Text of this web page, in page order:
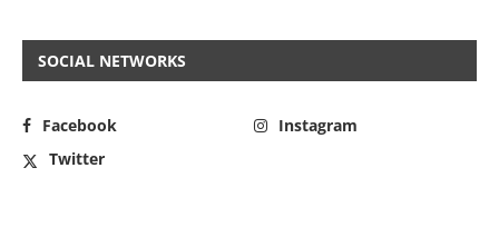
SOCIAL NETWORKS
Facebook
Instagram
Twitter